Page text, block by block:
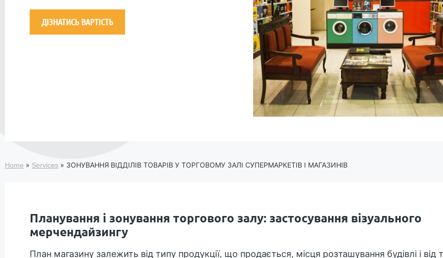
ДІЗНАТИСЬ ВАРТІСТЬ
Home » Services » ЗОНУВАННЯ ВІДДІЛІВ ТОВАРІВ У ТОРГОВОМУ ЗАЛІ СУПЕРМАРКЕТІВ І МАГАЗИНІВ
Планування і зонування торгового залу: застосування візуального
мерчендайзингу
План магазину залежить від типу продукції, що продається, місця розташування будівлі і від